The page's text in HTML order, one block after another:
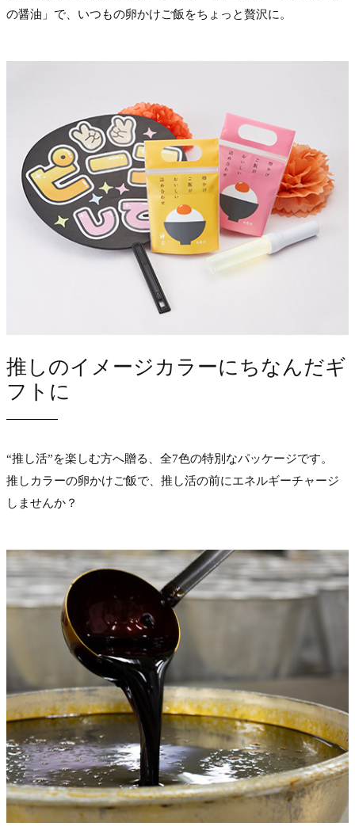
の醤油」で、いつもの卵かけご飯をちょっと贅沢に。
推しのイメージカラーにちなんだギ
フトに
“推し活”を楽しむ方へ贈る、全7色の特別なパッケージです。
推しカラーの卵かけご飯で、推し活の前にエネルギーチャージ
しませんか？